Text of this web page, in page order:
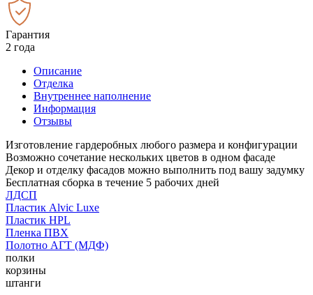
Гарантия
2 года
Описание
Отделка
Внутреннее наполнение
Информация
Отзывы
Изготовление гардеробных любого размера и конфигурации
Возможно сочетание нескольких цветов в одном фасаде
Декор и отделку фасадов можно выполнить под вашу задумку
Бесплатная сборка в течение 5 рабочих дней
ЛДСП
Пластик Alvic Luxe
Пластик HPL
Пленка ПВХ
Полотно АГТ (МДФ)
полки
корзины
штанги